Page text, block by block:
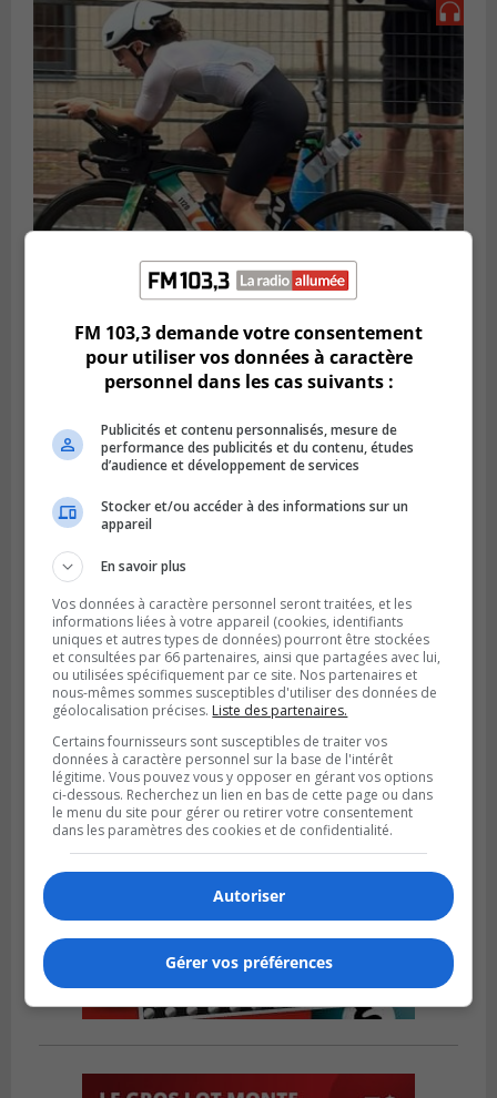
Publié le 5 août 2026 à 08h23
parcours inspirant d’Emma Fontaine
Publié le 4 août 2026 à 13h18
Des fromages de la Laiterie Coaticook
rappelés par l’ACIA
FM 103,3 demande votre consentement
pour utiliser vos données à caractère
personnel dans les cas suivants :
Publicités et contenu personnalisés, mesure de
performance des publicités et du contenu, études
d’audience et développement de services
Stocker et/ou accéder à des informations sur un
appareil
En savoir plus
Vos données à caractère personnel seront traitées, et les
informations liées à votre appareil (cookies, identifiants
uniques et autres types de données) pourront être stockées
et consultées par 66 partenaires, ainsi que partagées avec lui,
ou utilisées spécifiquement par ce site. Nos partenaires et
nous-mêmes sommes susceptibles d'utiliser des données de
géolocalisation précises. Liste des partenaires.
Certains fournisseurs sont susceptibles de traiter vos
données à caractère personnel sur la base de l'intérêt
légitime. Vous pouvez vous y opposer en gérant vos options
ci-dessous. Recherchez un lien en bas de cette page ou dans
le menu du site pour gérer ou retirer votre consentement
dans les paramètres des cookies et de confidentialité.
Autoriser
Gérer vos préférences